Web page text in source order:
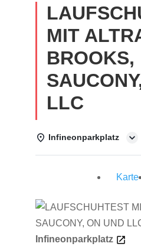
MIT
BROOKS,
LLC
Infineonparkplatz
Karte
Infineonparkplatz